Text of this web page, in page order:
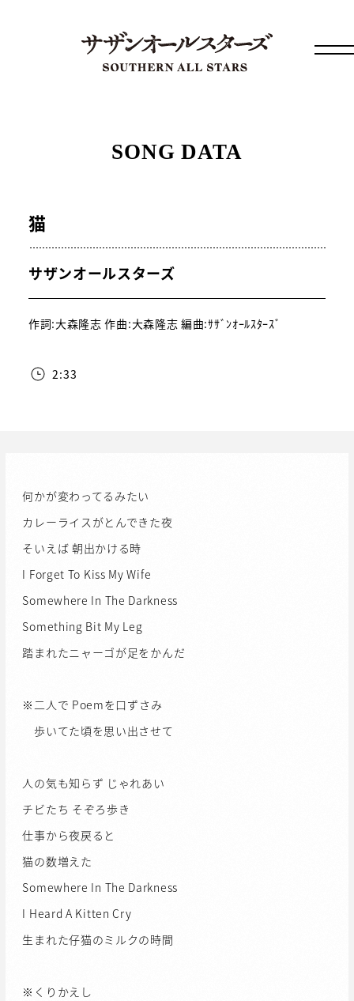
SONG DATA
猫
サザンオールスターズ
作詞:大森隆志 作曲:大森隆志 編曲:ｻｻﾞﾝｵｰﾙｽﾀｰｽﾞ
2:33
何かが変わってるみたい
カレーライスがとんできた夜
そいえば 朝出かける時
I Forget To Kiss My Wife
Somewhere In The Darkness
Something Bit My Leg
踏まれたニャーゴが足をかんだ
※二人で Poemを口ずさみ
歩いてた頃を思い出させて
人の気も知らず じゃれあい
チビたち そぞろ歩き
仕事から夜戻ると
猫の数増えた
Somewhere In The Darkness
I Heard A Kitten Cry
生まれた仔猫のミルクの時間
※くりかえし